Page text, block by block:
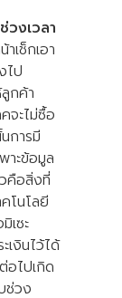
วงเวลา
เช็กเอา
ไป
กค้า
จะไม่ซื้อ
การมี
าะข้อมูล
คือสิ่งที่
โนโลยี
เซะ
เงินไว้ได้
อไปเกิด
ช่วง